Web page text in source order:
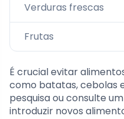
Verduras frescas
Frutas
É crucial evitar
como batatas, cebolas
pesquisa ou consulte
introduzir novos